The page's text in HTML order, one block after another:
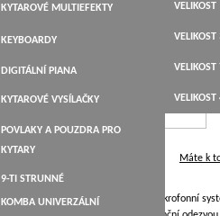
Máte k
FZone - Xvive U3C je bezdrátový mikrofonní
JUMBO,
12-TI STRUNNÉ
9-TI STRUNNÉ
KYTAROVÉ MULTIEFEKTY
LADIČKY
KYTAROVÉ KABELY
KYTAROVÉ VYSÍLAČKY
POVLAKY A POUZDRA PRO
KYTARY
KEYBOARDY
DIGITÁLNÍ PIANA
KOMBA UNIVERZÁLNÍ